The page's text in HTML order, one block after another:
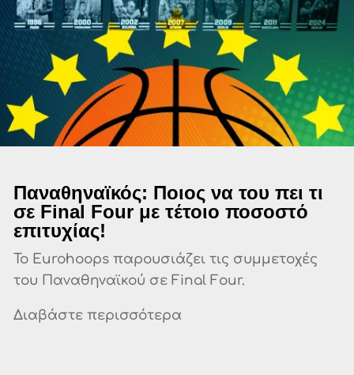
Παναθηναϊκός: Ποιος να του πει τι
σε Final Four με τέτοιο ποσοστό
επιτυχίας!
Το Eurohoops παρουσιάζει τις συμμετοχές
του Παναθηναϊκού σε Final Four.
Διαβάστε περισσότερα